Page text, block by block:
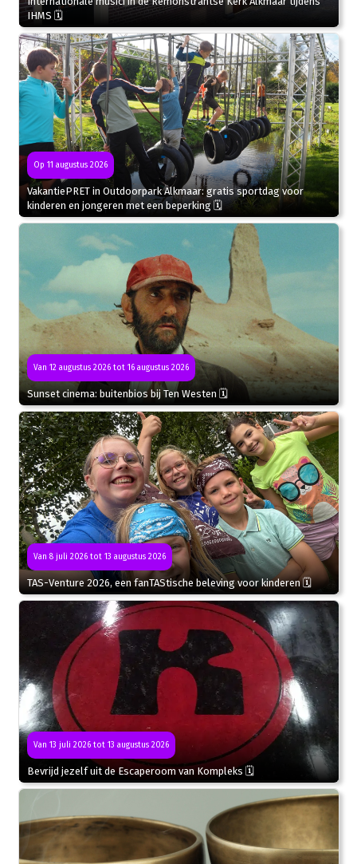
IHMS 🗓
Op 11 augustus 2026
VakantiePRET in Outdoorpark Alkmaar: gratis sportdag voor
kinderen en jongeren met een beperking 🗓
Van 12 augustus 2026 tot 16 augustus 2026
Sunset cinema: buitenbios bij Ten Westen 🗓
Van 8 juli 2026 tot 13 augustus 2026
TAS-Venture 2026, een fanTAStische beleving voor kinderen 🗓
Van 13 juli 2026 tot 13 augustus 2026
Bevrijd jezelf uit de Escaperoom van Kompleks 🗓